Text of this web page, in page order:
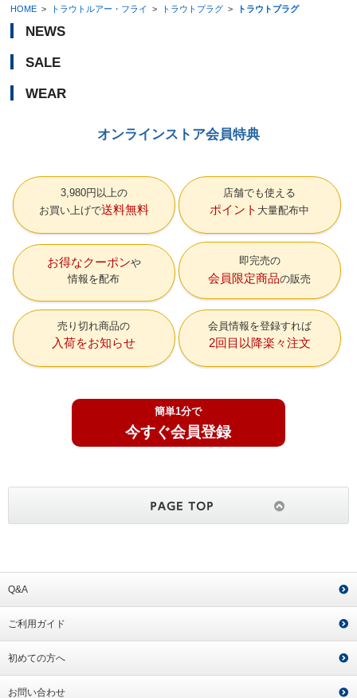
HOME > トラウトルアー・フライ > トラウトプラグ > トラウトプラグ
NEWS
SALE
WEAR
オンラインストア会員特典
3,980円以上の
お買い上げで送料無料
店舗でも使える
ポイント 大量配布中
お得なクーポン
情報を配布
即完売の
会員限定商品の販売
売り切れ商品の
入荷をお知らせ
会員情報を登録すれば
2回目以降楽々注文
簡単1分で
今すぐ会員登録
Q&A
ご利用ガイド
初めての方へ
お問い合わせ